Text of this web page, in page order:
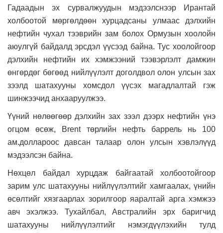
Гадаадын эх сурвалжуудын мэдээлснээр Ирантай
холбоотой мөргөлдөөн хурцадсаны улмаас дэлхийн
нефтийн чухал тээврийн зам болох Ормузын хоолойн
аюулгүй байдалд эрсдэл үүсээд байна. Тус хоолойгоор
дэлхийн нефтийн их хэмжээний тээвэрлэлт дамжин
өнгөрдөг бөгөөд нийлүүлэлт доголдвол олон улсын зах
зээлд шатахууны хомсдол үүсэх магадлалтай гэж
шинжээчид анхааруулжээ.
Үүний нөлөөгөөр дэлхийн зах зээл дээрх нефтийн үнэ
огцом өсөж, Brent төрлийн нефть баррель нь 100
ам.доллароос давсан талаар олон улсын хэвлэлүүд
мэдээлсэн байна.
Нөхцөл байдал хурцдаж байгаатай холбоотойгоор
зарим улс шатахууны нийлүүлэлтийг хамгаалах, үнийн
өсөлтийг хязгаарлах зорилгоор яаралтай арга хэмжээ
авч эхэлжээ. Тухайлбал, Австралийн эрх баригчид
шатахууны нийлүүлэлтийг нэмэгдүүлэхийн тулд